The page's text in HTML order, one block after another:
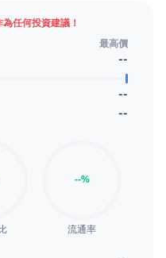
任何投資建議！
最高價
--
--
--
流通率